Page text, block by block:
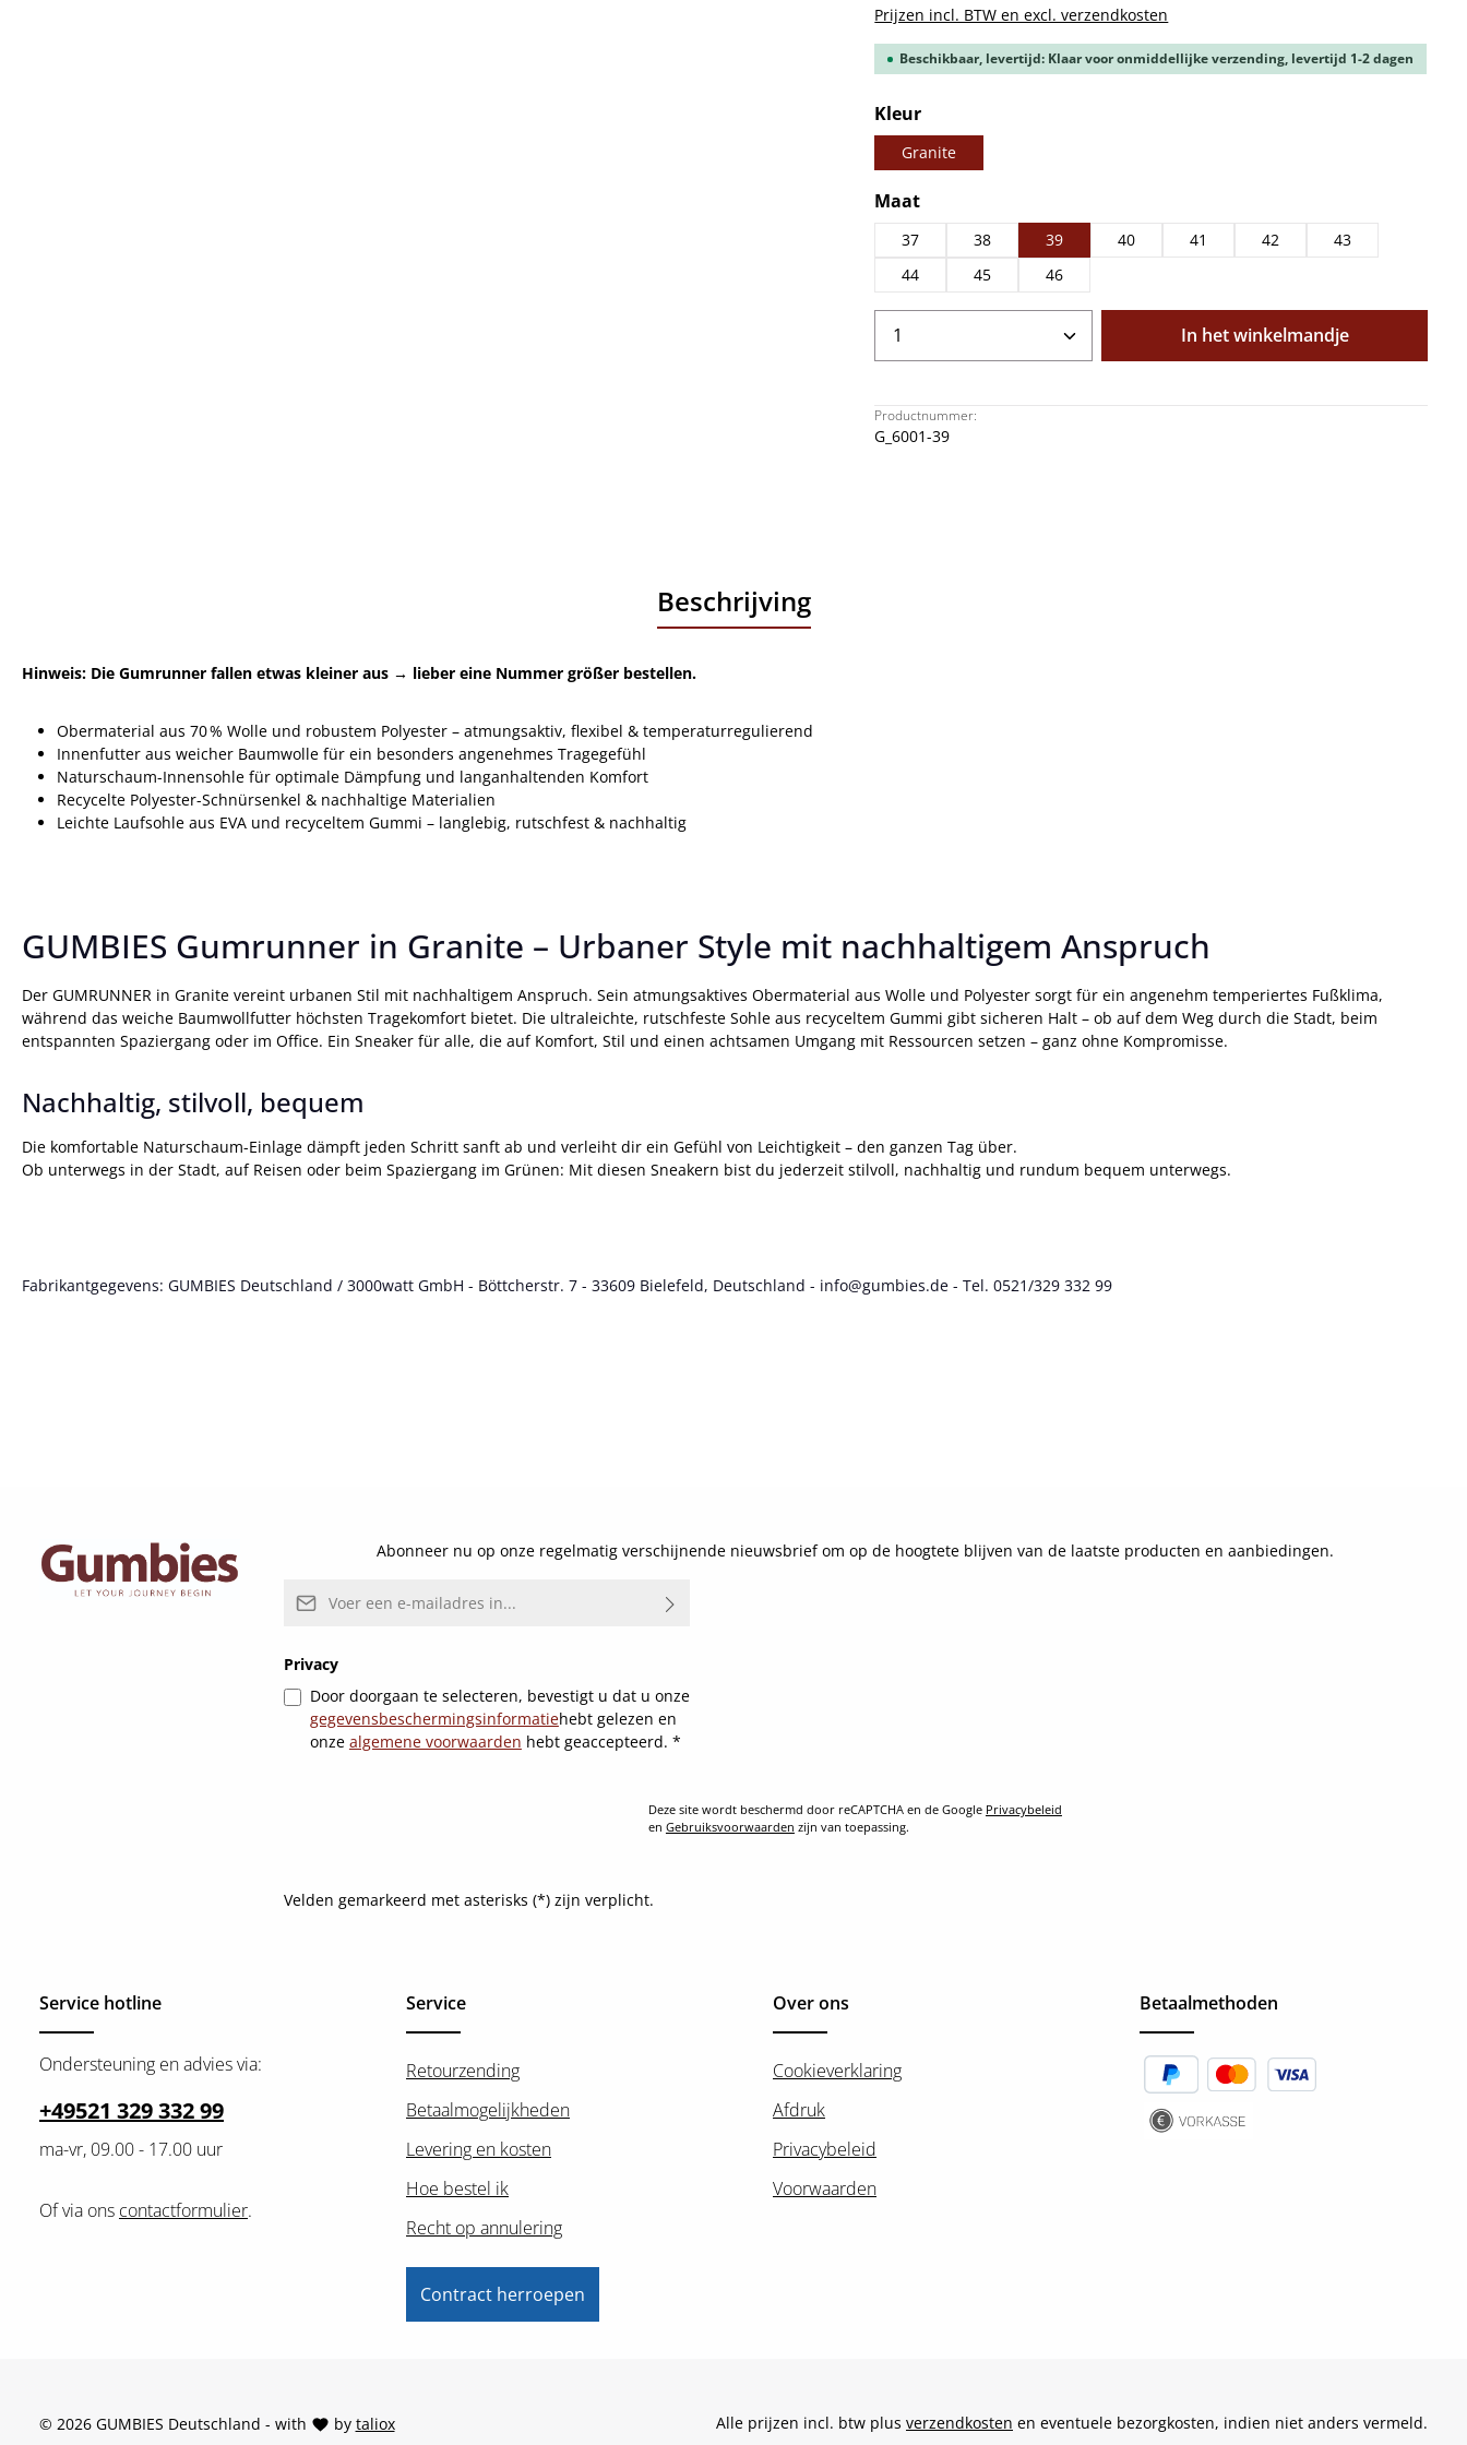
Prijzen incl. BTW en excl. verzendkosten
Beschikbaar, levertijd: Klaar voor onmiddellijke verzending, levertijd 1-2 dagen
Selecteer
Kleur
Granite
Selecteer
Maat
37 38 39 40 41 42
43
44
45 46
Producthoeveelheid: Voer de gewenste
In het winkelmandje
Productnummer:
G_6001-39
Beschrijving
Hinweis: Die Gumrunner fallen etwas kleiner aus → lieber eine Nummer größer bestellen.
Obermaterial aus 70 % Wolle und robustem Polyester – atmungsaktiv, flexibel & temperaturregulierend
Innenfutter aus weicher Baumwolle für ein besonders angenehmes Tragegefühl
Naturschaum-Innensohle für optimale Dämpfung und langanhaltenden Komfort
Recycelte Polyester-Schnürsenkel & nachhaltige Materialien
Leichte Laufsohle aus EVA und recyceltem Gummi – langlebig, rutschfest & nachhaltig
GUMBIES Gumrunner in Granite – Urbaner Style mit nachhaltigem Anspruch
Der GUMRUNNER in Granite vereint urbanen Stil mit nachhaltigem Anspruch. Sein atmungsaktives Obermaterial aus Wolle und Polyester sorgt für ein angenehm temperiertes Fußklima,
während das weiche Baumwollfutter höchsten Tragekomfort bietet. Die ultraleichte, rutschfeste Sohle aus recyceltem Gummi gibt sicheren Halt – ob auf dem Weg durch die Stadt, beim
entspannten Spaziergang oder im Office. Ein Sneaker für alle, die auf Komfort, Stil und einen achtsamen Umgang mit Ressourcen setzen – ganz ohne Kompromisse.
Nachhaltig, stilvoll, bequem
Die komfortable Naturschaum-Einlage dämpft jeden Schritt sanft ab und verleiht dir ein Gefühl von Leichtigkeit – den ganzen Tag über.
Ob unterwegs in der Stadt, auf Reisen oder beim Spaziergang im Grünen: Mit diesen Sneakern bist du jederzeit stilvoll, nachhaltig und rundum bequem unterwegs.
Fabrikantgegevens: GUMBIES Deutschland / 3000watt GmbH - Böttcherstr. 7 - 33609 Bielefeld, Deutschland - info@gumbies.de - Tel. 0521/329 332 99
Abonneer nu op onze regelmatig verschijnende nieuwsbrief om op de hoogtete blijven van de laatste producten en aanbiedingen.
E-mailadres*
Privacy
Door doorgaan te selecteren, bevestigt u dat u onze
gegevensbeschermingsinformatiehebt gelezen en
onze algemene voorwaarden hebt geaccepteerd. *
Deze site wordt beschermd door reCAPTCHA en de Google Privacybeleid
en Gebruiksvoorwaarden zijn van toepassing.
Velden gemarkeerd met asterisks (*) zijn verplicht.
Service hotline
Ondersteuning en advies via:
+49521 329 332 99
ma-vr, 09.00 - 17.00 uur
Of via ons contactformulier.
Service
Retourzending
Betaalmogelijkheden
Levering en kosten
Hoe bestel ik
Recht op annulering
Contract herroepen
Over ons
Cookieverklaring
Afdruk
Privacybeleid
Voorwaarden
Betaalmethoden
© 2026 GUMBIES Deutschland - with by taliox Alle prijzen incl. btw plus verzendkosten en eventuele bezorgkosten, indien niet anders vermeld.